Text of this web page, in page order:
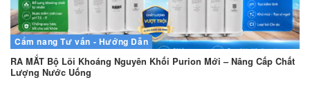
Cẩm nang Tư vấn - Hướng Dẫn
RA MẮT Bộ Lõi Khoáng Nguyên Khối Purion Mới – Nâng Cấp Chất
Lượng Nước Uống